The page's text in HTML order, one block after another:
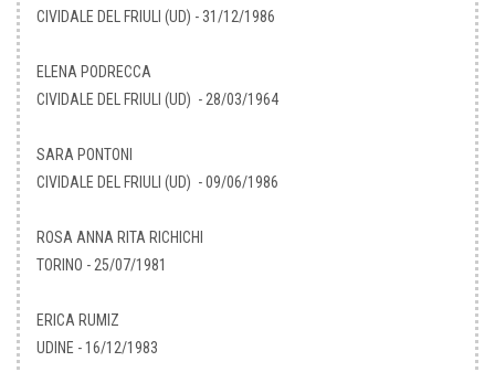
CIVIDALE DEL FRIULI (UD) - 31/12/1986
ELENA PODRECCA
CIVIDALE DEL FRIULI (UD) - 28/03/1964
SARA PONTONI
CIVIDALE DEL FRIULI (UD) - 09/06/1986
ROSA ANNA RITA RICHICHI
TORINO - 25/07/1981
ERICA RUMIZ
UDINE - 16/12/1983